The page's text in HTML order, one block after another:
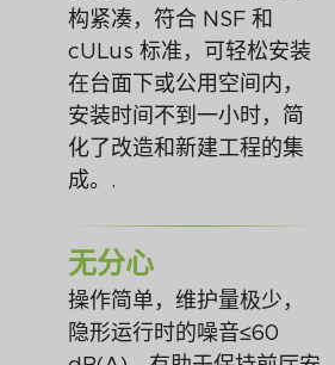
构紧凑，符合 NSF 和
cULus 标准，可轻松安装
在台面下或公用空间内，
安装时间不到一小时，简
化了改造和新建工程的集
成。.
无分心
操作简单，维护量极少，
隐形运行时的噪音≤60